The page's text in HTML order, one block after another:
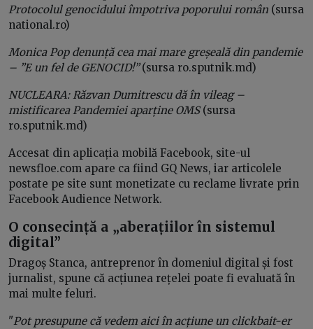
Protocolul genocidului împotriva poporului român (sursa
national.ro)
Monica Pop denunță cea mai mare greșeală din pandemie
– ”E un fel de GENOCID!”(sursa ro.sputnik.md)
NUCLEARA: Răzvan Dumitrescu dă în vileag –
mistificarea Pandemiei aparține OMS(sursa
ro.sputnik.md)
Accesat din aplicația mobilă Facebook, site-ul
newsfloe.com apare ca fiind GQ News, iar articolele
postate pe site sunt monetizate cu reclame livrate prin
Facebook Audience Network.
O consecință a „aberațiilor în sistemul
digital”
Dragoș Stanca, antreprenor în domeniul digital și fost
jurnalist, spune că acțiunea rețelei poate fi evaluată în
mai multe feluri.
"Pot presupune că vedem aici în acțiune un clickbait-er